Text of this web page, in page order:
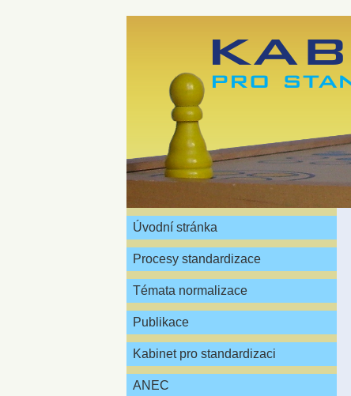
Úvodní stránka
Procesy standardizace
Témata normalizace
Publikace
Kabinet pro standardizaci
ANEC